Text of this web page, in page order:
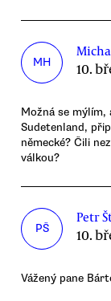
MH 10.
Možná se
Sudetenland,
německé? Čili
válkou?
PŠ
Petr
10.
Vážený pane